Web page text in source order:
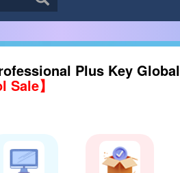
Plus Key Global
Sale】